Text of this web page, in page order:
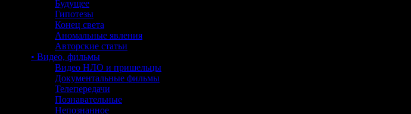
Будущее
Гипотезы
Конец света
Аномальные явления
Авторские статьи
• Видео, фильмы
Видео НЛО и пришельцы
Документальные фильмы
Телепередачи
Познавательные
Непознанное